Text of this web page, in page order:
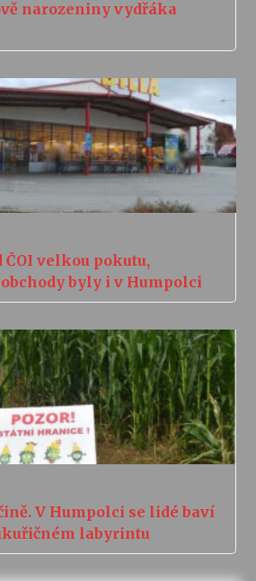
narozeniny vydřáka
velkou pokutu,
byly i v Humpolci
V Humpolci se lidé baví
labyrintu